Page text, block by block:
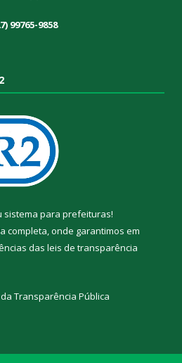
99765-9858
sistema para prefeituras!
completa, onde garantimos em
das leis de transparência
Transparência Pública